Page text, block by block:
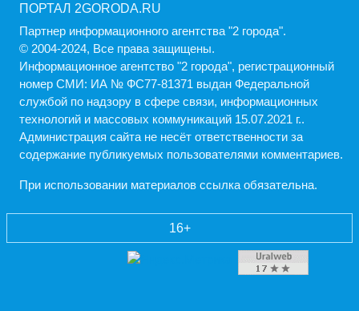
ПОРТАЛ 2GORODA.RU
Партнер информационного агентства "2 города".
© 2004-2024, Все права защищены.
Информационное агентство "2 города", регистрационный
номер СМИ: ИА № ФС77-81371 выдан Федеральной
службой по надзору в сфере связи, информационных
технологий и массовых коммуникаций 15.07.2021 г..
Администрация cайта не несёт ответственности за
содержание публикуемых пользователями комментариев.
При использовании материалов ссылка обязательна.
16+